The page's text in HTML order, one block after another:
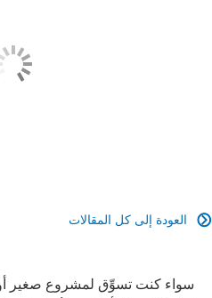
العودة إلى كل المقالات 
سواء كنت تسوِّق لمشروع صغير أو